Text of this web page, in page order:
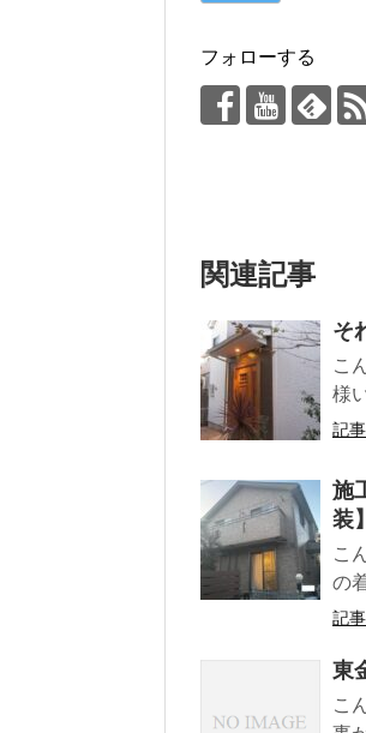
フォローする
関連記事
そ
こ
様
記
施
装】
こ
の
記
東
こ